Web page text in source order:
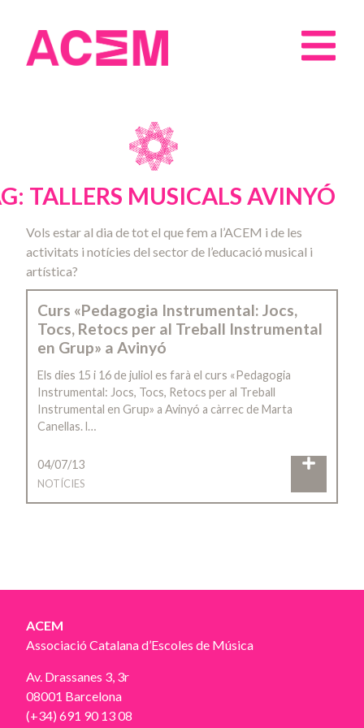
TALLERS MUSICALS AVINYÓ
Vols estar al dia de tot el que fem a l’ACEM i de les
activitats i notícies del sector de l’educació musical i
artística?
Curs «Pedagogia Instrumental: Jocs,
Tocs, Retocs per al Treball Instrumental
en Grup» a Avinyó
Els dies 15 i 16 de juliol es farà el curs «Pedagogia
Instrumental: Jocs, Tocs, Retocs per al Treball
Instrumental en Grup» a Avinyó a càrrec de Marta
Canellas. l…
04/07/13
NOTÍCIES
ACEM
Associació Catalana d’Escoles de Música
Av. Drassanes 3, 3r
08001 Barcelona
(+34) 691 90 13 08